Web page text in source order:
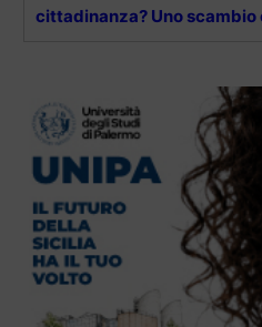
cittadinanza? Uno scambio